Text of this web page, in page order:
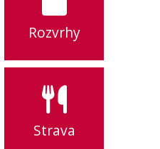
Rozvrhy
Strava